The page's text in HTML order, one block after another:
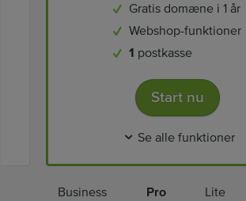
Gratis domæne i 1 år
Webshop-funktioner
1 postkasse
Start nu
Se alle funktioner
Business Pro Lite